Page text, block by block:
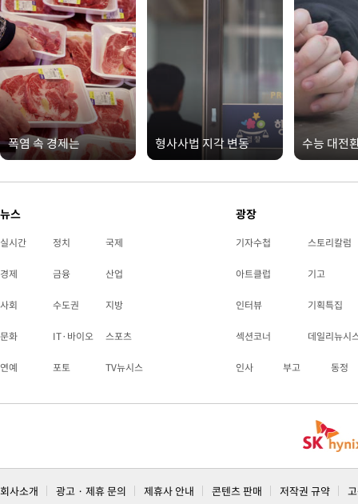
폭염 속 경제는 형사사법 지각 변동 수능 대전
뉴스
실시간 정치 국제
경제 금융 산업
사회 수도권 지방
문화 IT·바이오 스포츠
연예 포토 TV뉴시스
광장
기자수첩 스토리칼럼
아트클럽 기고
인터뷰 기획특집
섹션코너 데일리뉴시
인사 부고 동정
회사소개 광고 · 제휴 문의 제휴사 안내 콘텐츠 판매 저작권 규약